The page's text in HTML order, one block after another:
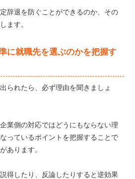
辞退を防ぐことができるのか、その
ます。
に就職先を選ぶのかを把握す
られたら、必ず理由を聞きましょ
業側の対応ではどうにもならない理
っているポイントを把握することで
あります。
得したり、反論したりすると逆効果